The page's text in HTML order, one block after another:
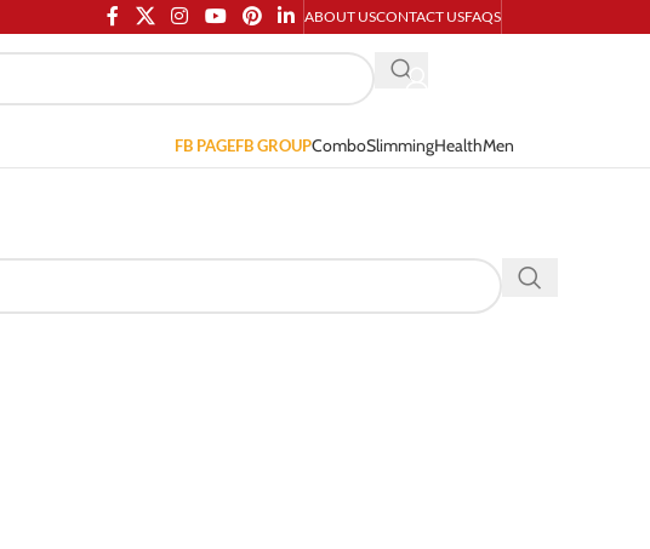
ABOUT USCONTACT USFAQS
FB PAGEFB GROUPComboSlimmingHealthMen